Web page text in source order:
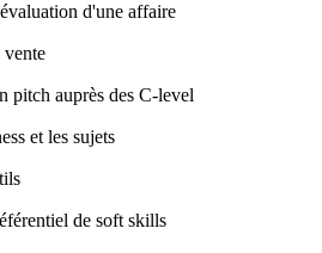
d'une affaire
pitch auprès des C-level
et les sujets
de soft skills